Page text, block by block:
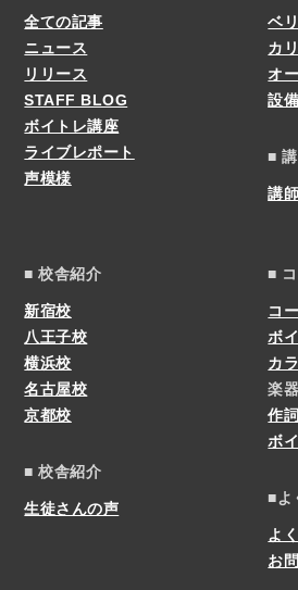
全ての記事
ニュース
リリース
STAFF BLOG
ボイトレ講座
ライブレポート
声模様
ベ
カ
オ
設
■
講
■ 校舎紹介
新宿校
八王子校
横浜校
名古屋校
京都校
■ 校舎紹介
生徒さんの声
■
コ
ボ
カ
楽
作
ボ
■よ
よ
お